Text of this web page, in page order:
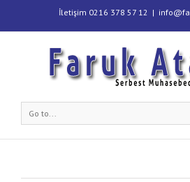
İletişim 0216 378 57 12 |
Go to...